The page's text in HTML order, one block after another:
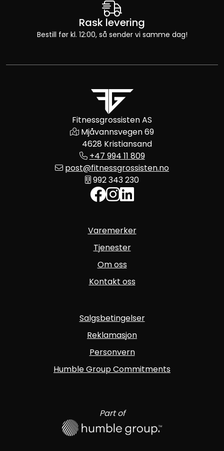
Rask levering
Bestill før kl. 12:00, så sender vi samme dag!
Fitnessgrossisten AS
Mjåvannsvegen 69
4628 Kristiansand
+47 994 11 809
post@fitnessgrossisten.no
992 343 230
Varemerker
Tjenester
Om oss
Kontakt oss
Salgsbetingelser
Reklamasjon
Personvern
Humble Group Commitments
Part of